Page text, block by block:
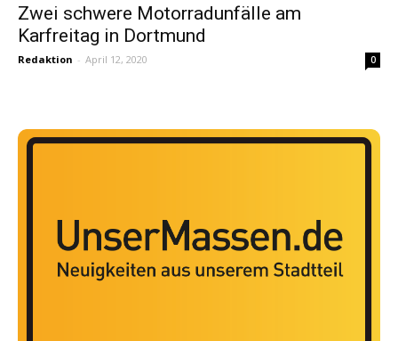
Zwei schwere Motorradunfälle am
Karfreitag in Dortmund
Redaktion - April 12, 2020 0